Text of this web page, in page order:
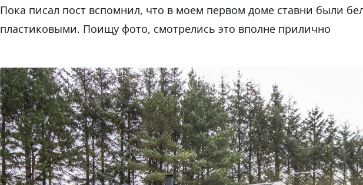
Пока писал пост вспомнил, что в моем первом доме ставни были
пластиковыми. Поищу фото, смотрелись это вполне прилично